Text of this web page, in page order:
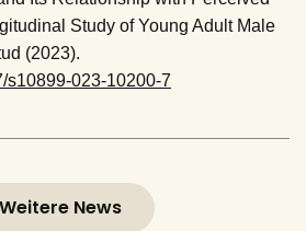
Study of Young Adult Male
(2023).
s10899-023-10200-7
Weitere News